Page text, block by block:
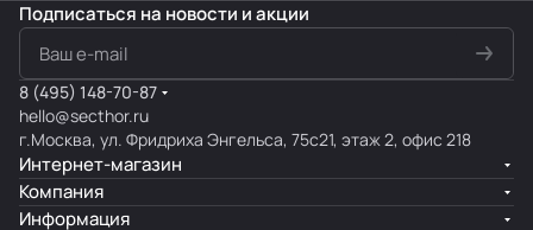
Подписаться на новости и акции
8 (495) 148-70-87
hello@secthor.ru
г.Москва, ул. Фридриха Энгельса, 75с21, этаж 2, офис 218
Интернет-магазин
Компания
Информация